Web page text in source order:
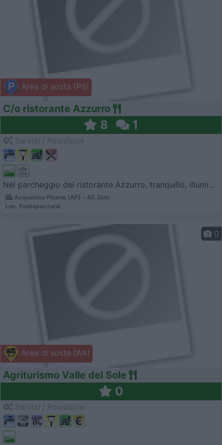
Area di sosta (PS)
C/o ristorante Azzurro
8 1
Nel parcheggio del ristorante Azzurro, tranquillo, illumi...
Acquaviva Picena (AP) - 40.3km
Loc. Fontepezzana
Area di sosta (AA)
0
Agriturismo Valle del Sole
0